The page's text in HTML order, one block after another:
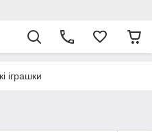
іграшки